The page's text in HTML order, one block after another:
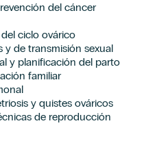
del cáncer
ciclo ovárico
y de transmisión sexual
y planificación del parto
familiar
y quistes ováricos
de reproducción